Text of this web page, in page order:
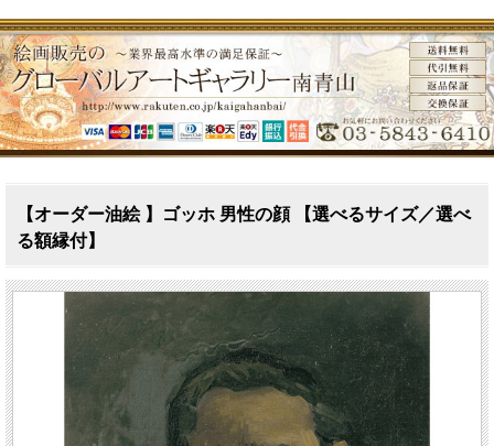
【オーダー油絵 】ゴッホ 男性の顔 【選べるサイズ／選べ
る額縁付】